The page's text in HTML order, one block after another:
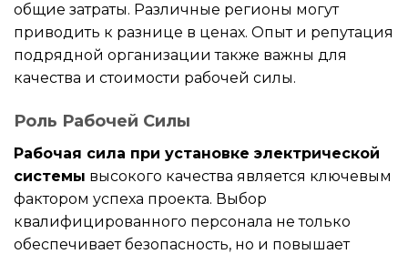
общие затраты. Различные регионы могут
приводить к разнице в ценах. Опыт и репутация
подрядной организации также важны для
качества и стоимости рабочей силы.
Роль Рабочей Силы
Рабочая сила при установке электрической
системы высокого качества является ключевым
фактором успеха проекта. Выбор
квалифицированного персонала не только
обеспечивает безопасность, но и повышает